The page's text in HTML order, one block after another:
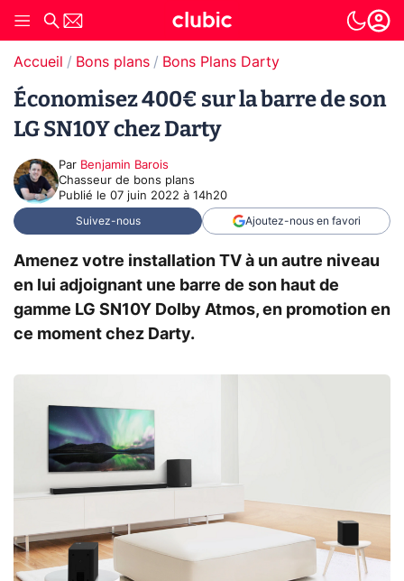
Accueil Bons plans Bons Plans Darty
Économisez 400€ sur la barre de son
LG SN10Y chez Darty
Par Benjamin Barois
Chasseur de bons plans
Publié le 07 juin 2022 à 14h20
Suivez-nous Ajoutez-nous en favori
Amenez votre installation TV à un autre niveau
en lui adjoignant une barre de son haut de
gamme LG SN10Y Dolby Atmos, en promotion en
ce moment chez Darty.